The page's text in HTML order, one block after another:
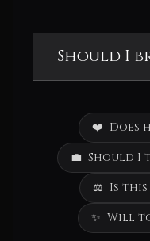
❤️ Does
💼 Should I
⚖️ Is
✨ Will